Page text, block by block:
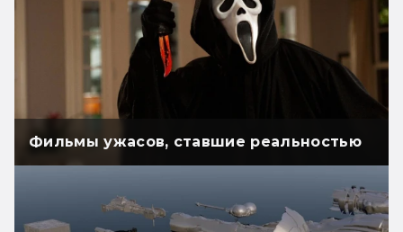
Фильмы ужасов, ставшие реальностью